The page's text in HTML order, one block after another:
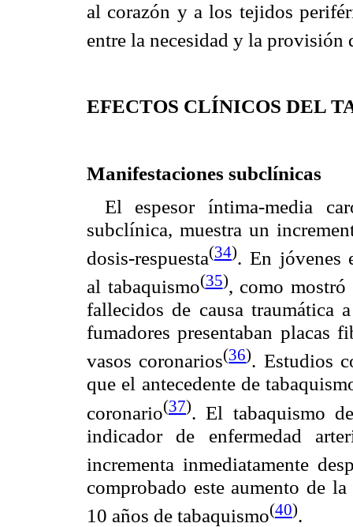
al corazón y a los tejidos
entre la necesidad y la provisión
EFECTOS CLÍNICOS DEL
Manifestaciones subclínicas
El espesor íntima-media
subclínica, muestra un
dosis-respuesta(34). En jóvenes
al tabaquismo(35), como mostró
fallecidos de causa traumática
fumadores presentaban placas
vasos coronarios(36). Estudios
que el antecedente de
coronario(37). El tabaquismo
indicador de enfermedad
incrementa inmediatamente
comprobado este aumento de
10 años de tabaquismo(40).